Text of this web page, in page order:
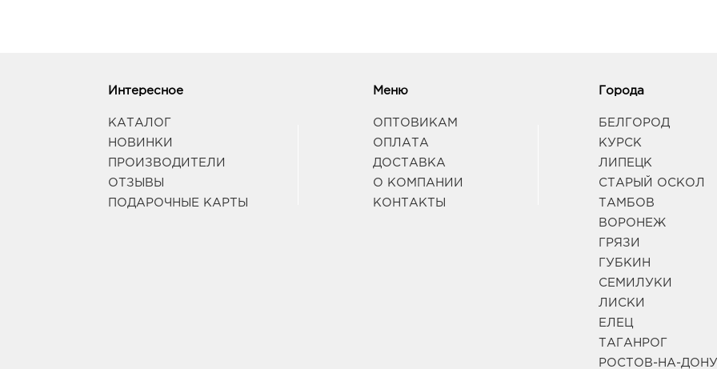
Интересное
КАТАЛОГ
НОВИНКИ
ПРОИЗВОДИТЕЛИ
ОТЗЫВЫ
ПОДАРОЧНЫЕ КАРТЫ
Меню
ОПТОВИКАМ
ОПЛАТА
ДОСТАВКА
О КОМПАНИИ
КОНТАКТЫ
Города
БЕЛГОРОД
КУРСК
ЛИПЕЦК
СТАРЫЙ ОСКОЛ
ТАМБОВ
ВОРОНЕЖ
ГРЯЗИ
ГУБКИН
СЕМИЛУКИ
ЛИСКИ
ЕЛЕЦ
ТАГАНРОГ
РОСТОВ-НА-ДОНУ